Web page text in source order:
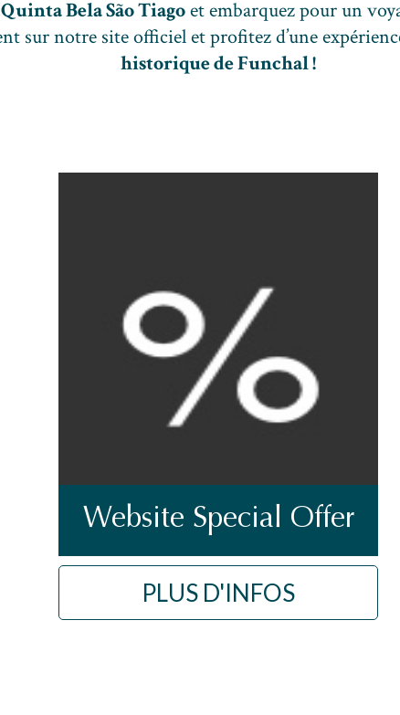
Quinta Bela São Tiagoet embarquez pour un
sur notre site officiel et profitez d’une
historique de Funchal !
Website Special Offer
PLUS D'INFOS